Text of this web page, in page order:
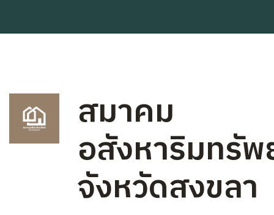
สมาคม
อสังหาริมทรั
จังหวัดสงขลา